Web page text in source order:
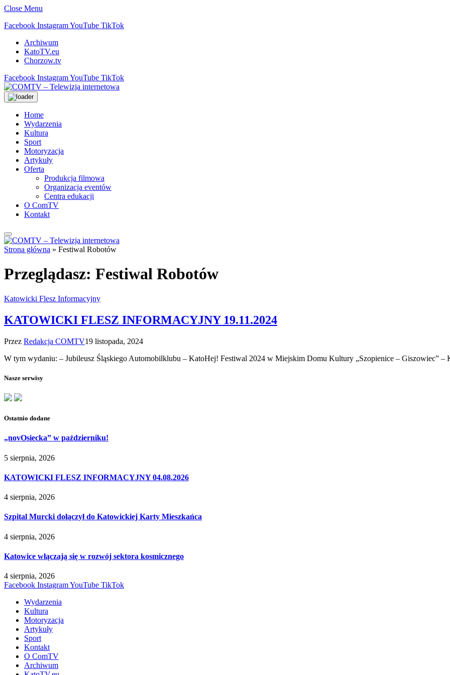
Close Menu
Facebook InstagramYouTube TikTok
Archiwum
KatoTV.eu
Chorzow.tv
Facebook InstagramYouTube TikTok
Home
Wydarzenia
Kultura
Sport
Motoryzacja
Artykuły
Oferta
Produkcja filmowa
Organizacja eventów
Centra edukacji
O ComTV
Kontakt
Strona główna » Festiwal Robotów
Przeglądasz: Festiwal Robotów
Katowicki Flesz Informacyjny
KATOWICKI FLESZ INFORMACYJNY 19.11.2024
Przez Redakcja COMTV19 listopada, 2024
W tym wydaniu: – Jubileusz Śląskiego Automobilklubu – KatoHej! Festiwal 2024 w Miejskim Domu Kultury „Szopienice – Giszowiec”
Nasze serwisy
Ostatnio dodane
„novOsiecka” w październiku!
5 sierpnia, 2026
KATOWICKI FLESZ INFORMACYJNY 04.08.2026
4 sierpnia, 2026
Szpital Murcki dołączył do Katowickiej Karty Mieszkańca
4 sierpnia, 2026
Katowice włączają się w rozwój sektora kosmicznego
4 sierpnia, 2026
Facebook InstagramYouTube TikTok
Wydarzenia
Kultura
Motoryzacja
Artykuły
Sport
Kontakt
O ComTV
Archiwum